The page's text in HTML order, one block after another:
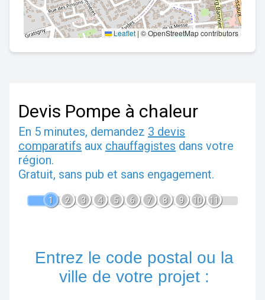
Leaflet | © OpenStreetMap contributors
Devis Pompe à chaleur
En 5 minutes, demandez 3 devis
comparatifs aux chauffagistes dans votre
région.
Gratuit, sans pub et sans engagement.
1 2 3 4 5 6 7 8 9 10 11
Entrez le code postal ou la
ville de votre projet :